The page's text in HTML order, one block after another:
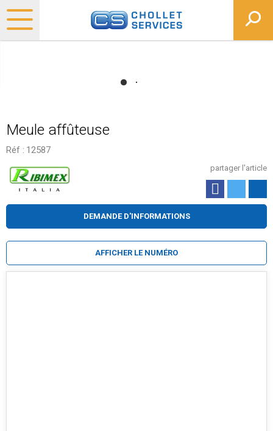
Meule affûteuse
Réf : 12587
partager l'article
DEMANDE D'INFORMATIONS
AFFICHER LE NUMÉRO